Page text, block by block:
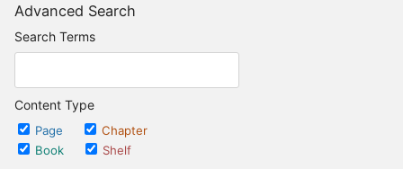
Advanced Search
Search Terms
Content Type
Page
Chapter
Book
Shelf